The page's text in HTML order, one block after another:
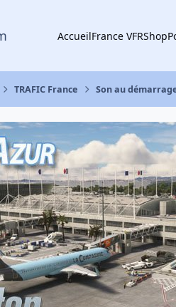
AccueilFrance VFRShop
TRAFIC France Son au